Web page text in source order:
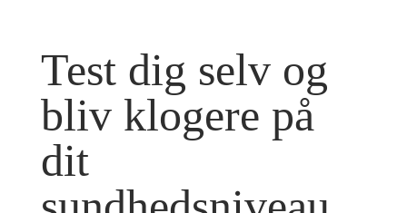
Test dig selv og
bliv klogere på
dit